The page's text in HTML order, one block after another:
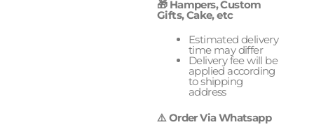
🎁 Hampers, Custom
Gifts, Cake, etc
Estimated delivery
time may differ
Delivery fee will be
applied according
to shipping
address
⚠️ Order Via Whatsapp